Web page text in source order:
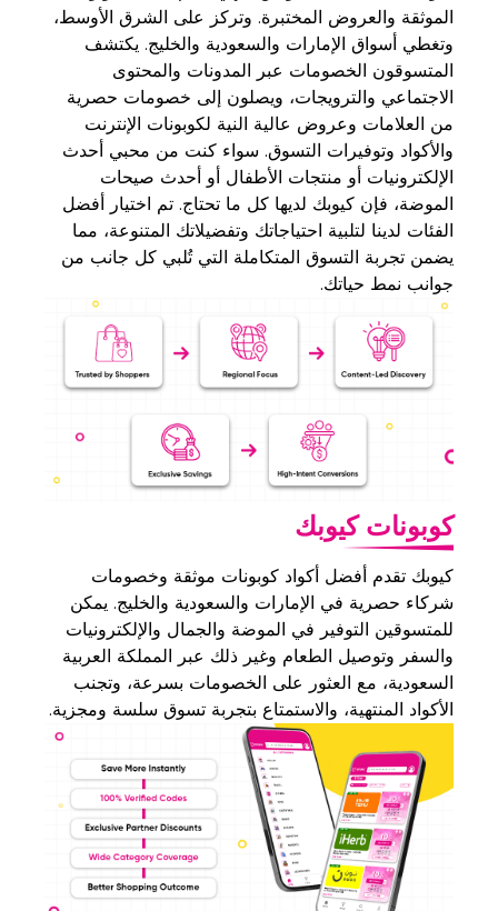
الموثقة والعروض المختبرة. وتركز على الشرق الأوسط،
وتغطي أسواق الإمارات والسعودية والخليج. يكتشف
المتسوقون الخصومات عبر المدونات والمحتوى
الاجتماعي والترويجات، ويصلون إلى خصومات حصرية
من العلامات وعروض عالية النية لكوبونات الإنترنت
والأكواد وتوفيرات التسوق. سواء كنت من محبي أحدث
الإلكترونيات أو منتجات الأطفال أو أحدث صيحات
الموضة، فإن كيوبك لديها كل ما تحتاج. تم اختيار أفضل
الفئات لدينا لتلبية احتياجاتك وتفضيلاتك المتنوعة، مما
يضمن تجربة التسوق المتكاملة التي تُلبي كل جانب من
جوانب نمط حياتك.
كوبونات كيوبك
كيوبك تقدم أفضل أكواد كوبونات موثقة وخصومات
شركاء حصرية في الإمارات والسعودية والخليج. يمكن
للمتسوقين التوفير في الموضة والجمال والإلكترونيات
والسفر وتوصيل الطعام وغير ذلك عبر المملكة العربية
السعودية، مع العثور على الخصومات بسرعة، وتجنب
الأكواد المنتهية، والاستمتاع بتجربة تسوق سلسة ومجزية.